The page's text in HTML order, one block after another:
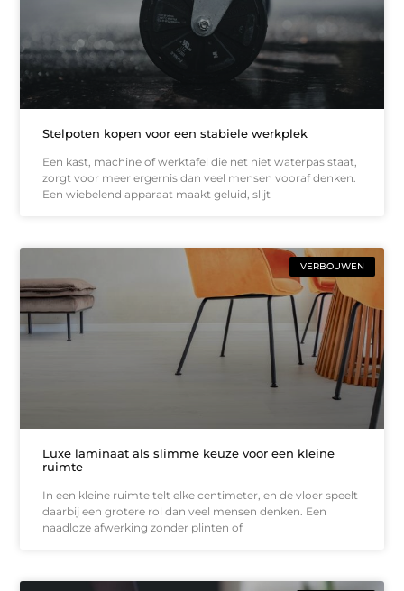
Stelpoten kopen voor een stabiele werkplek
Een kast, machine of werktafel die net niet waterpas staat,
zorgt voor meer ergernis dan veel mensen vooraf denken.
Een wiebelend apparaat maakt geluid, slijt
VERBOUWEN
Luxe laminaat als slimme keuze voor een kleine
ruimte
In een kleine ruimte telt elke centimeter, en de vloer speelt
daarbij een grotere rol dan veel mensen denken. Een
naadloze afwerking zonder plinten of